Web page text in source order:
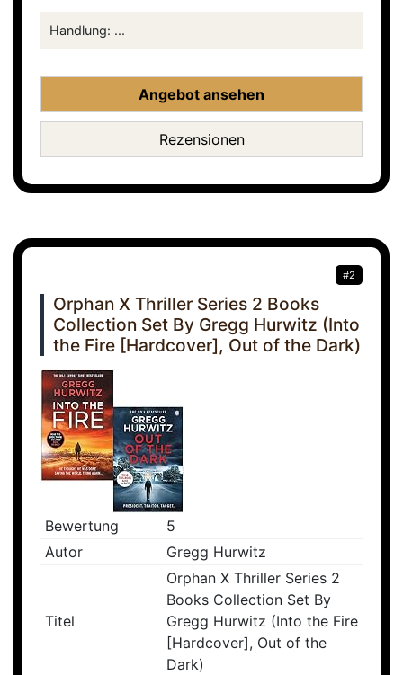
Handlung: ...
Angebot ansehen
Rezensionen
#2
Orphan X Thriller Series 2 Books
Collection Set By Gregg Hurwitz (Into
the Fire [Hardcover], Out of the Dark)
Bewertung
5
Autor
Gregg Hurwitz
Titel
Orphan X Thriller Series 2
Books Collection Set By
Gregg Hurwitz (Into the Fire
[Hardcover], Out of the
Dark)